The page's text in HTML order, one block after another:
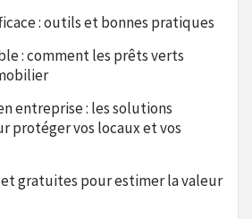
: outils et bonnes pratiques
: comment les prêts verts
entreprise : les solutions
protéger vos locaux et vos
et gratuites pour estimer la valeur